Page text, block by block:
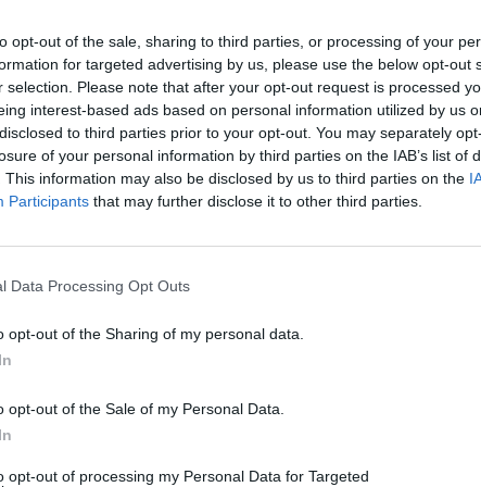
opt-out of the sale, sharing to third parties, or processing of your
for targeted advertising by us, please use the below opt-out
selection. Please note that after your opt-out request is processed
interest-based ads based on personal information utilized by us
to third parties prior to your opt-out. You may separately
of your personal information by third parties on the IAB’s list of
This information may also be disclosed by us to third parties on the
Participants that may further disclose it to other third parties.
Data Processing Opt Outs
opt-out of the Sharing of my personal data.
opt-out of the Sale of my Personal Data.
opt-out of processing my Personal Data for Targeted
metus jų buvo perpus mažiau. Dėl savivaldybės
politikų, į merus kandidatuoja per 400 asmenų.
LrytasGYVAI Savivaldybių rinkimai 2019